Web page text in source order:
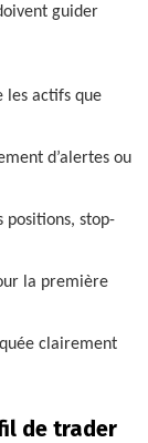
guider
les actifs que
d’alertes ou
positions, stop-
la première
clairement
de trader